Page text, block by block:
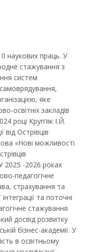
наукових праць. У
стажування з
систем
яке
освітніх закладів
році Круп’як І.Й.
від Острівців
«Нові можливості
2025 -2026 роках
педагогічне
страхування та
та поточні
стажування
досвід розвитку
бізнес-академії. У
в освітньому